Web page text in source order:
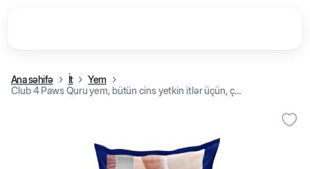
Ana səhifə İt
Yem
Club 4 Paws Quru yem, bütün cins yetkin itlər üçün, çəkiyə nəzarət, toyuq əti ilə (kq)